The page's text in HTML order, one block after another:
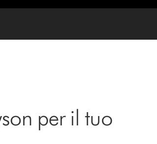
per il tuo